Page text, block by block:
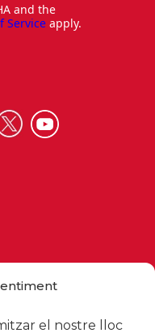
el nostre lloc
and the
Service apply.